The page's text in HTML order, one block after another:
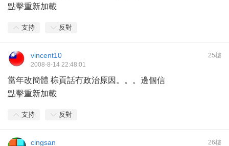
點擊重新加載
支持 反對
25樓
vincent10
2008-8-14 22:48:01
當年改簡體 棕貢話冇政治原因。。。邊個信
點擊重新加載
支持 反對
26樓
cingsan